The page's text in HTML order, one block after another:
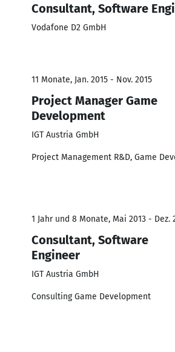
Consultant, Software
Vodafone D2 GmbH
11 Monate, Jan. 2015 - Nov. 2015
Project Manager Game
Development
IGT Austria GmbH
Project Management R&D, Game
1 Jahr und 8 Monate, Mai 2013 - Dez.
Consultant, Software
Engineer
IGT Austria GmbH
Consulting Game Development